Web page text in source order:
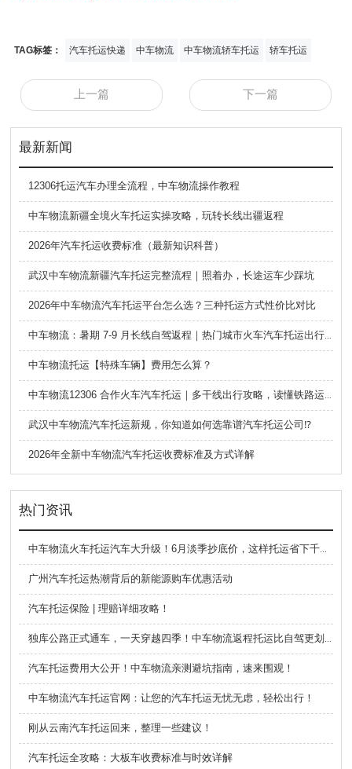
TAG标签： 汽车托运快递 中车物流 中车物流轿车托运 轿车托运
上一篇 下一篇
最新新闻
12306托运汽车办理全流程，中车物流操作教程
中车物流新疆全境火车托运实操攻略，玩转长线出疆返程
2026年汽车托运收费标准（最新知识科普）
武汉中车物流新疆汽车托运完整流程｜照着办，长途运车少踩坑
2026年中车物流汽车托运平台怎么选？三种托运方式性价比对比
中车物流：暑期 7-9 月长线自驾返程｜热门城市火车汽车托运出行全攻略
中车物流托运【特殊车辆】费用怎么算？
中车物流12306 合作火车汽车托运｜多干线出行攻略，读懂铁路运车的优势与避坑要点
武汉中车物流汽车托运新规，你知道如何选靠谱汽车托运公司⁉️
2026年全新中车物流汽车托运收费标准及方式详解
热门资讯
中车物流火车托运汽车大升级！6月淡季抄底价，这样托运省下千元油费！
广州汽车托运热潮背后的新能源购车优惠活动
汽车托运保险 | 理赔详细攻略！
汽车托运费用大公开！中车物流亲测避坑指南，速来围观！
中车物流汽车托运官网：让您的汽车托运无忧无虑，轻松出行！
刚从云南汽车托运回来，整理一些建议！
汽车托运全攻略：大板车收费标准与时效详解